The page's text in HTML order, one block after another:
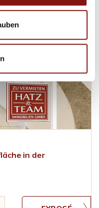
in der